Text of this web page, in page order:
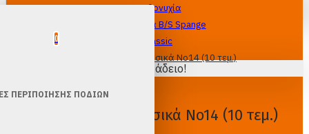
ΠΕΡΙΠΟΊΗΣΗΣ ΠΟΔΙΏΝ
ΚΑΛΑΘΙ0
Το καλάθι αγορών είναι άδειο!
Ορθονυχία
Ορθονυχία B/S Spange
Classic
B/S νάρθηκες κλασικά No14 (10 τεμ.)
B/S νάρθηκες κλασικά No14 (10 τεμ.)